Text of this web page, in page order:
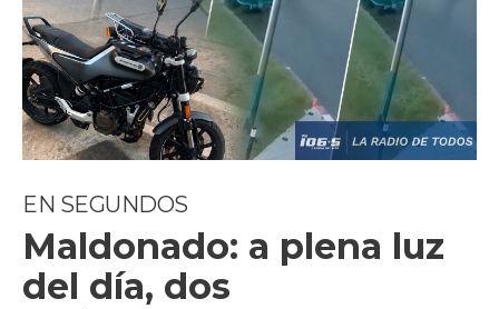
EN SEGUNDOS
Maldonado: a plena luz
del día, dos